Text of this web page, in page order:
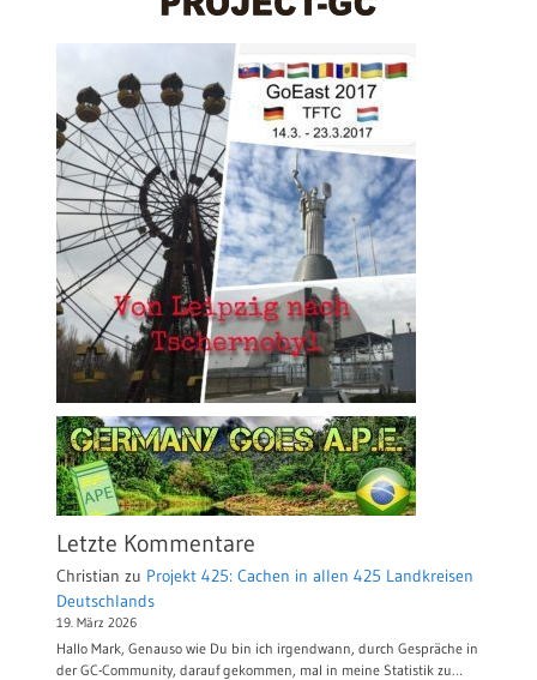
Letzte Kommentare
Christian zu Projekt 425: Cachen in allen 425 Landkreisen
Deutschlands
19. März 2026
Hallo Mark, Genauso wie Du bin ich irgendwann, durch Gespräche in
der GC-Community, darauf gekommen, mal in meine Statistik zu…